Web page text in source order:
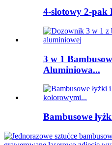
4-slotowy 2-pak
3 w 1
Aluminiowa...
Bambusowe